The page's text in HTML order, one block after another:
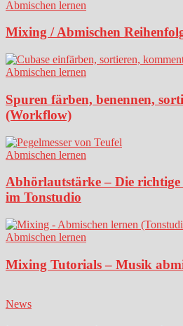
Abmischen lernen
Mixing / Abmischen
Abmischen lernen
Spuren färben, benennen,
(Workflow)
Abmischen lernen
Abhörlautstärke – Die
im Tonstudio
Abmischen lernen
Mixing Tutorials – Musik
News